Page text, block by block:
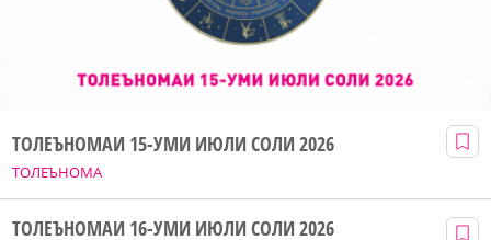
ТОЛЕЪНОМА
ТОЛЕЪНОМАИ 15-УМИ ИЮЛИ СОЛИ 2026
ТОЛЕЪНОМАИ 16-УМИ ИЮЛИ СОЛИ 2026